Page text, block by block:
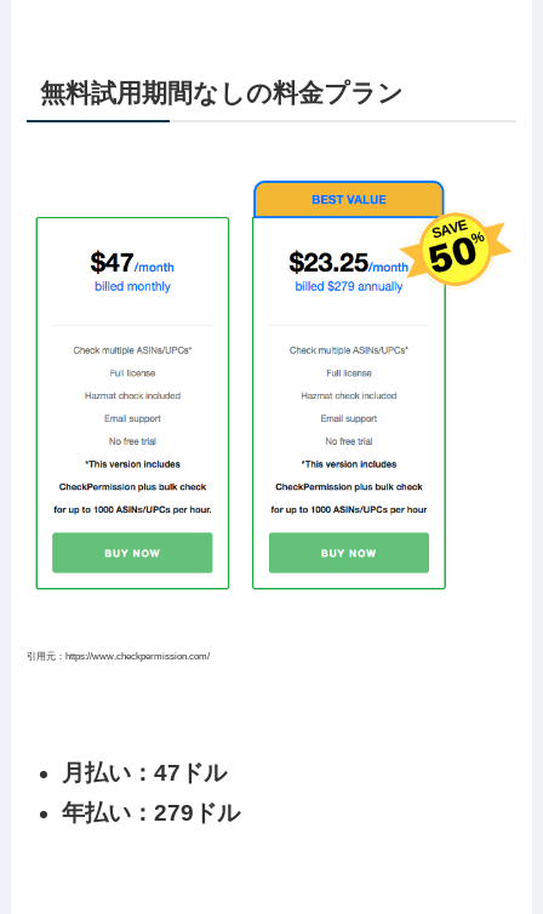
無料試用期間なしの料金プラン
引用元：https://www.checkpermission.com/
月払い：47ドル
年払い：279ドル